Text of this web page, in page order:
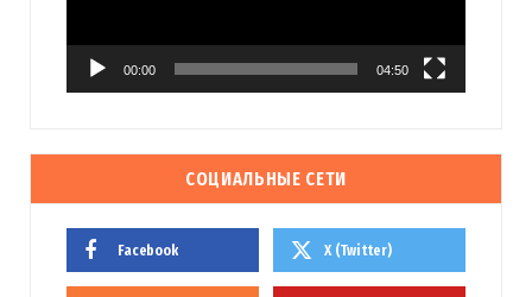
00:00 04:50
СОЦИАЛЬНЫЕ СЕТИ
Facebook X (Twitter)